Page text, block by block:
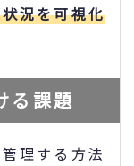
況を可視化
る課題
理する方法